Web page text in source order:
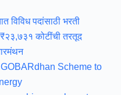
विविध पदांसाठी भरती
₹२३,७३१ कोटींची तरतूद
Scheme to